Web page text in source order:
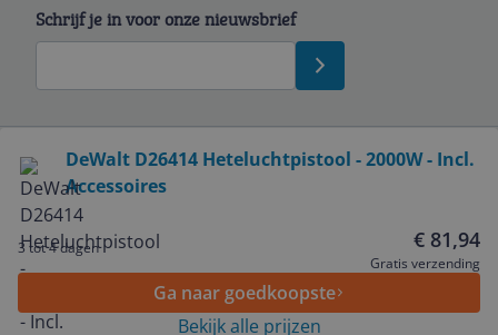
DeWalt D26414 Heteluchtpistool - 2000W - Incl.
Accessoires
3 tot 4 dagen € 81,94
Gratis verzending
Ga naar goedkoopste
Bekijk alle prijzen
Schrijf je in voor onze nieuwsbrief
Service
Algemeen